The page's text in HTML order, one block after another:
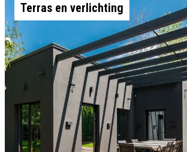
Terras en verlichting